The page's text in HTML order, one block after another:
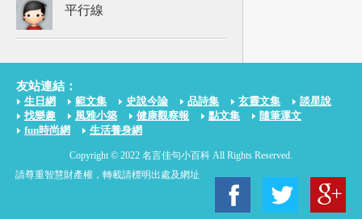
平行線
友站連結：
生日網 範文集 史說今論 品詩集 玄靈文集
談星說
找樂趣
風雅小築 健康觀察報 點文集
隨筆運文
fun時尚網
生活養身網
Copyright © 2022 名言佳句小百科 All Rights Reserved.
請尊重智慧財產權，轉載請標明出處及網址